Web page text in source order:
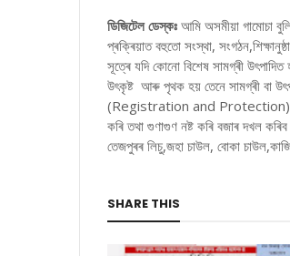
ডিজিটেল ডেস্কঃ আমি অসমীয়া গামোচা
প্ৰক্ৰিয়াত বহুতো সংস্থা,
সূত্ৰে যদি কোনো বিশেষ সামগ্ৰী
উৎকৃষ্ট আৰু পৃথক হয় তেনে সামগ্ৰী বা
(Registration and
কৰি তথা গুণাগুণ নষ্ট কৰি বজাৰ দখল
তেজপুৰৰ লিচু,জহা চাউল, বোকা
SHARE THIS